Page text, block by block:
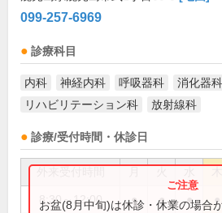
099-257-6969
診療科目
内科 神経内科 呼吸器科 消化器科
リハビリテーション科
放射線科
診療/受付時間・休診日
8:30～12:00 ● ● ● ●
お盆(8月中旬)は休診・休業の場合